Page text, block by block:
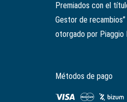
Premiados con el
Gestor de
otorgado por Piaggio
Métodos de pago